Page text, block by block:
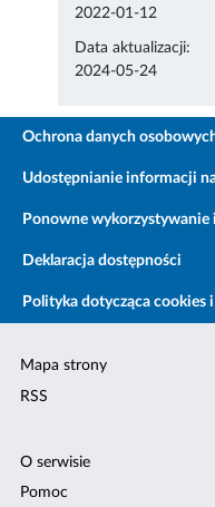
2022-01-12
Data aktualizacji:
2024-05-24
Ochrona danych
Udostępnianie informacji
Ponowne
Deklaracja dostępności
Polityka dotycząca
Mapa strony
RSS
O serwisie
Pomoc